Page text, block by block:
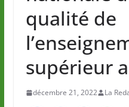
qualité de
supérieur
décembre 21, 2022 La